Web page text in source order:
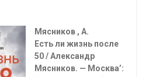
Мясников , А.
Есть ли жизнь после
50 / Александр
Мясников. — Москва’: